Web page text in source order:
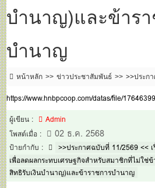
บำนาญ)และข้าร
บำนาญ
หน้าหลัก ข่าวประชาสัมพันธ์
>>ประก
https://www.hnbpcoop.com/datas/file/
ผู้เขียน :
Admin
โพสต์เมื่อ :
02 ธ.ค. 2568
ป้ายกำกับ :
>>ประกาศฉบับที่ 11/2569 <<
เพื่อลดผลกระทบเศรษฐกิจสำหรับสมาชิกที่ไม่ใช่
สิทธิรับเงินบำนาญ)และข้าราชการบำนาญ